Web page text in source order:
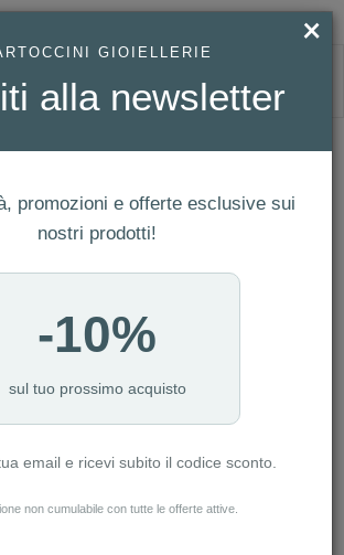
ZANCAN DA UOMO IN ACCIAIO REF. EHP060
da uomo in Acciaio
×
GIOIELLERIE
alla newsletter
promozioni e offerte esclusive sui
nostri prodotti!
-10%
sul tuo prossimo acquisto
email e ricevi subito il codice sconto.
non cumulabile con tutte le offerte attive.